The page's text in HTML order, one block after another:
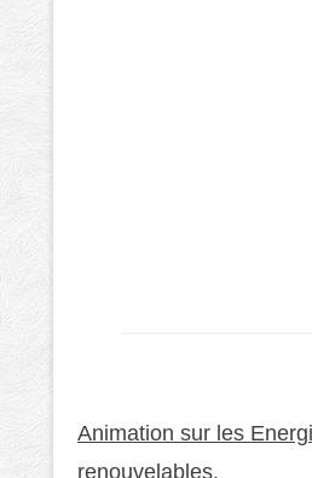
Animation sur les
renouvelables.